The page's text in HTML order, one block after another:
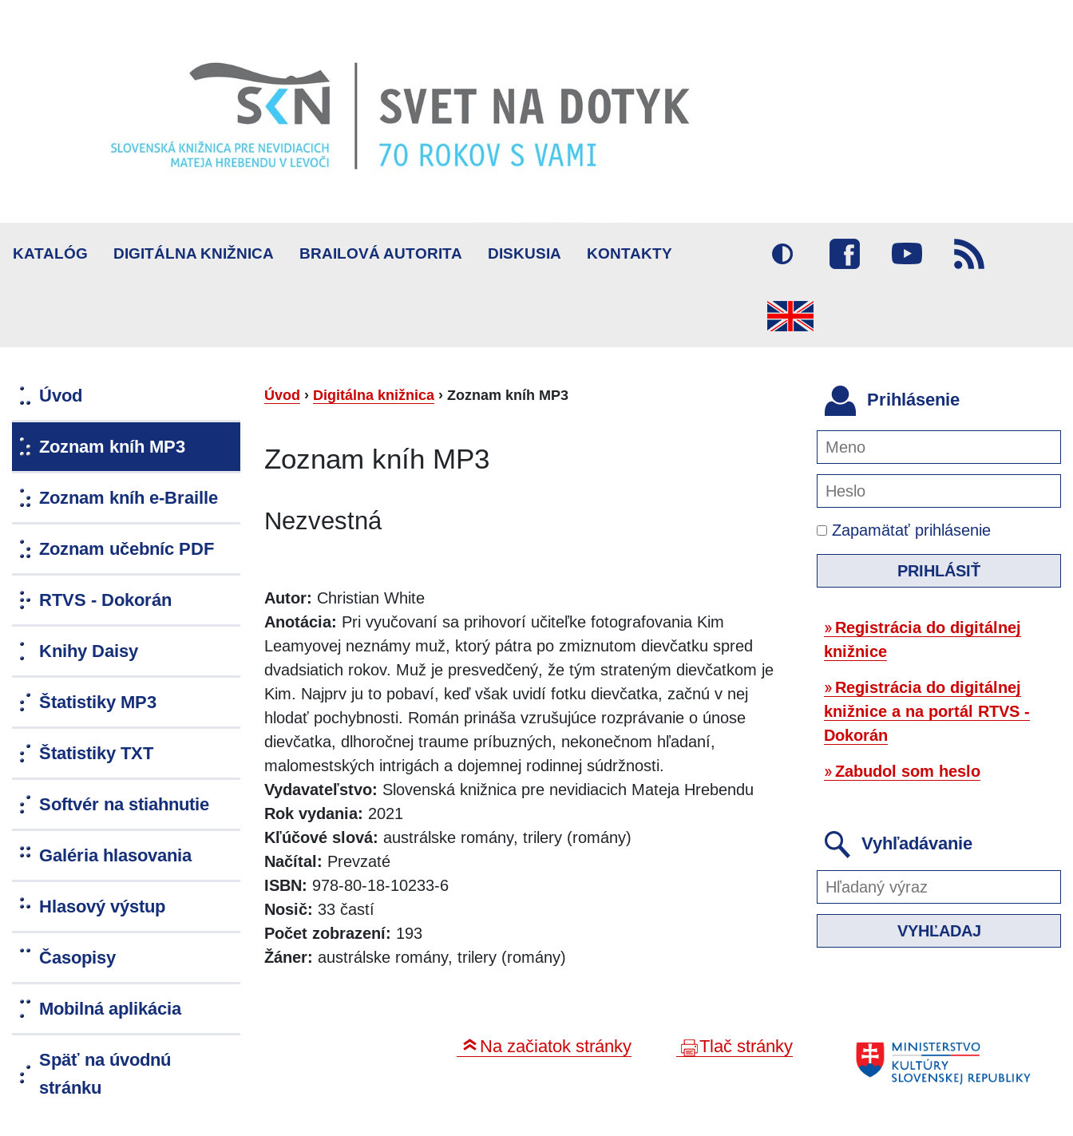
KATALÓG DIGITÁLNA KNIŽNICA BRAILOVÁ AUTORITA DISKUSIA KONTAKTY
Úvod
Zoznam kníh MP3
Zoznam kníh e-Braille
Zoznam učebníc PDF
RTVS - Dokorán
Knihy Daisy
Štatistiky MP3
Štatistiky TXT
Softvér na stiahnutie
Galéria hlasovania
Hlasový výstup
Časopisy
Mobilná aplikácia
Späť na úvodnú
stránku
Úvod › Digitálna knižnica › Zoznam kníh MP3
Zoznam kníh MP3
Nezvestná
Autor: Christian White
Anotácia: Pri vyučovaní sa prihovorí učiteľke fotografovania Kim
Leamyovej neznámy muž, ktorý pátra po zmiznutom dievčatku spred
dvadsiatich rokov. Muž je presvedčený, že tým strateným dievčatkom je
Kim. Najprv ju to pobaví, keď však uvidí fotku dievčatka, začnú v nej
hlodať pochybnosti. Román prináša vzrušujúce rozprávanie o únose
dievčatka, dlhoročnej traume príbuzných, nekonečnom hľadaní,
malomestských intrigách a dojemnej rodinnej súdržnosti.
Vydavateľstvo: Slovenská knižnica pre nevidiacich Mateja Hrebendu
Rok vydania: 2021
Kľúčové slová: austrálske romány, trilery (romány)
Načítal: Prevzaté
ISBN: 978-80-18-10233-6
Nosič: 33 častí
Počet zobrazení: 193
Žáner: austrálske romány, trilery (romány)
Na začiatok stránky Tlač stránky
Prihlásenie
Zapamätať prihlásenie
PRIHLÁSIŤ
Registrácia do digitálnej
knižnice
Registrácia do digitálnej
knižnice a na portál RTVS -
Dokorán
Zabudol som heslo
Vyhľadávanie
VYHĽADAJ